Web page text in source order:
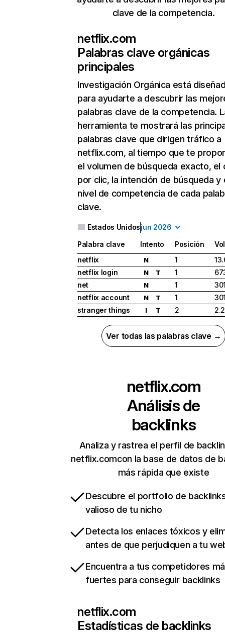
clave de la competencia.
netflix.com
Palabras clave orgánicas
principales
Investigación Orgánica está
para ayudarte a descubrir las
palabras clave de la competencia.
herramienta te mostrará las
palabras clave que dirigen tráfico a
netflix.com, al tiempo que te
el volumen de búsqueda exacto, el
por clic, la intención de búsqueda y
nivel de competencia de cada
clave.
Estados Unidosjun 2026
Palabra clave Intento Posición
netflix
N 1
netflix login
N T 1
net
N 1
netflix account
N T 1
stranger things
I T 2
Ver todas las palabras clave →
netflix.com
Análisis de
backlinks
Analiza y rastrea el perfil de
netflix.comcon la base de datos de
más rápida que existe
Descubre el portfolio de
valioso de tu nicho
Detecta los enlaces tóxicos y
antes de que perjudiquen a tu
Encuentra a tus competidores
fuertes para conseguir backlinks
netflix.com
Estadísticas de backlinks